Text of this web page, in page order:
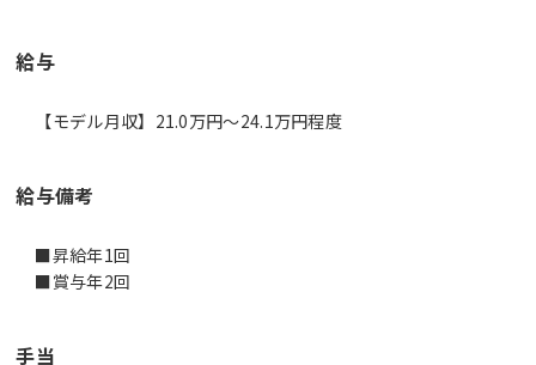
給与
【モデル月収】21.0万円〜24.1万円程度
給与備考
■昇給年1回
■賞与年2回
手当